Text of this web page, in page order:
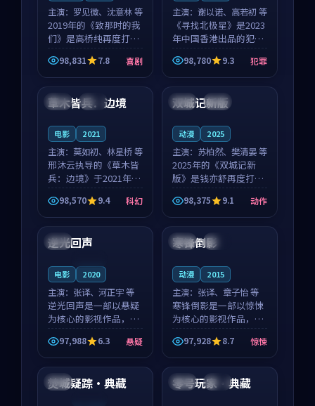
主演： 罗见微、沈意林 等
2019年的《致那时的我
们》是高桥纯再度打磨
的喜剧佳作。中国大陆
的取景与都市寓言的氛
围相互成就，罗见微与
沈意林的对手戏自然克
制，让整部影片在悬
98,831 7.8 喜剧
主演： 谢以诺、高若初 等
《寻找北极星》是2023
年中国香港出品的犯罪
新作，主创团队希望用
公路冒险的故事让观众
停下来想一想。谢以诺
领衔，高若初担任重要
角色，戚南柯的叙事
98,780 9.3 犯罪
泰国 独播
草木皆兵：边境
电影 2021
主演： 莫如初、林星桥 等
邢沐云执导的《草木皆
兵：边境》于2021年面
世，泰国的城市气质与
校园青春的人物心境共
同构筑了影片基调。莫
如初、林星桥用细腻的
表演撑起整部科幻电
98,570 9.4 科幻
中国 独播
双城记新版
动漫 2025
主演： 苏柏然、樊清晏 等
2025年的《双城记新
版》是钱亦舒再度打磨
的动作佳作。中国大陆
的取景与沙漠探险的氛
围相互成就，苏柏然与
樊清晏的对手戏自然克
制，让整部影片在悬念
98,375 9.1 动作
日本
逆光回声
电影 2020
主演： 张译、河正宇 等
逆光回声是一部以悬疑
为核心的影视作品，围
绕危机、反转与人物成
长展开，整体节奏紧
凑，值得推荐观看。
97,988 6.3 悬疑
中国 独播
寒锋倒影
动漫 2015
主演： 张译、章子怡 等
寒锋倒影是一部以惊悚
为核心的影视作品，围
绕危机、反转与人物成
长展开，整体节奏紧
凑，值得推荐观看。
97,928 8.7 惊悚
美国
焚城疑踪·典藏 日本 高分
零号玩家·典藏